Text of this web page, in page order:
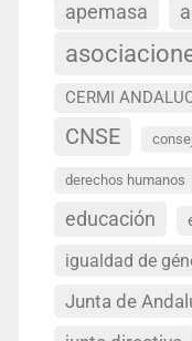
apemasa
CERMI
CNSE
derechos humanos
educación
igualdad de
Junta de